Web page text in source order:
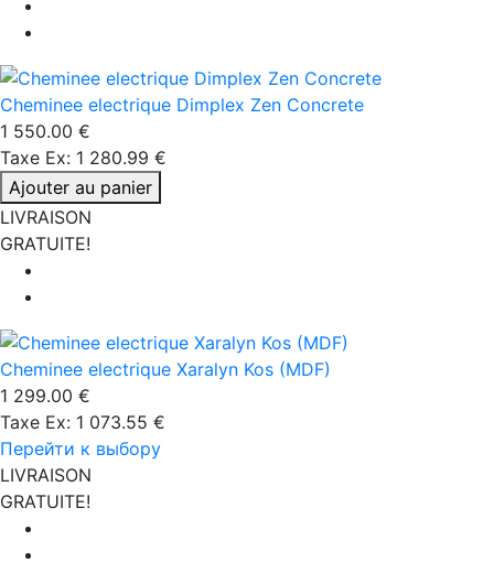
Cheminee electrique Dimplex Zen Concrete
1 550.00 €
Taxe Ex: 1 280.99 €
Ajouter au panier
LIVRAISON
GRATUITE!
Cheminee electrique Xaralyn Kos (MDF)
1 299.00 €
Taxe Ex: 1 073.55 €
Перейти к выбору
LIVRAISON
GRATUITE!